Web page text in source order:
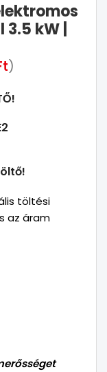
kW |
)
töltési
az áram